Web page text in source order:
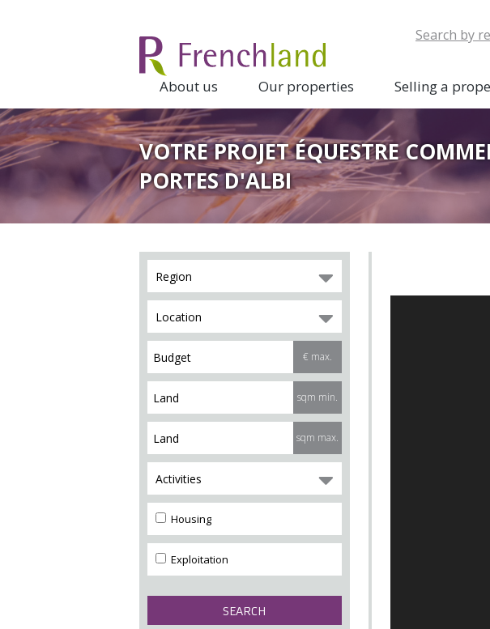
About us Our properties Selling a
VOTRE PROJET ÉQUESTRE
PORTES D'ALBI
Region
Location
€ max.
sqm min.
sqm max.
Activities
Housing
Exploitation